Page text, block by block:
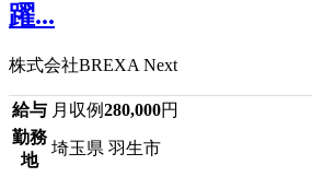
躍...
株式会社BREXA Next
給与 月収例280,000円
勤務
地
埼玉県 羽生市